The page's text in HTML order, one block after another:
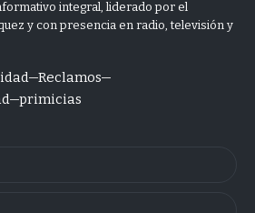
integral, liderado por el
y con presencia en radio, televisión y
Reclamos
primicias